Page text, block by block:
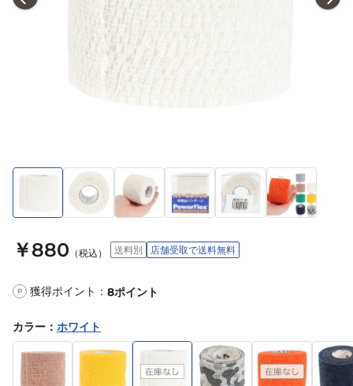
￥880 （税込） 送料別 店舗受取で送料無料
P 獲得ポイント： 8ポイント
カラー ： ホワイト